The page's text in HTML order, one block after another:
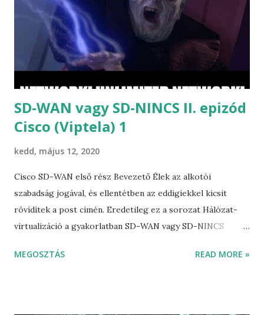
"legújabb" Nexus switch-re. Addig felesleges bárminek is a
infrastruktúrában alkalmazás centrikusnak lenni, amíg az
alkalmazásunkat támogató csapat az eniac-os lyukkártyás
időszakon mereng, és még mindig nem fogadja el 21
századot. Mint azt egy korábbi be...
SD-WAN vagy SD-NINCS II. epizód
Cisco (Viptela) 1
kedd, május 12, 2020
Cisco SD-WAN első rész Bevezető Élek az alkotói
szabadság jogával, és ellentétben az eddigiekkel kicsit
rövídítek a post címén. Eredetileg ez a sorozat Hálózat-
virtualizáció a gyakorlatban SD-WAN vagy SD-NINCS
Kib@#&0tul hosszú lenne. Az SD-WAN témakör
MEGOSZTÁS READ MORE »